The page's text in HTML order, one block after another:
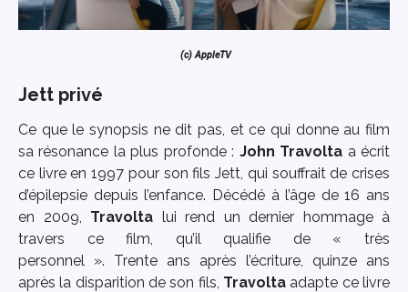
(c) AppleTV
Jett privé
Ce que le synopsis ne dit pas, et ce qui donne au film
sa résonance la plus profonde : John Travolta a écrit
ce livre en 1997 pour son fils Jett, qui souffrait de crises
d’épilepsie depuis l’enfance. Décédé à l’âge de 16 ans
en 2009, Travolta lui rend un dernier hommage à
travers ce film, qu’il qualifie de « très
personnel ». Trente ans après l’écriture, quinze ans
après la disparition de son fils, Travolta adapte ce livre